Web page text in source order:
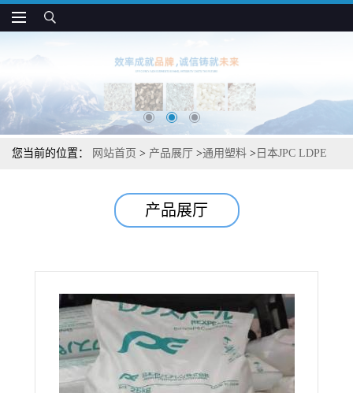
您当前的位置： 网站首页 > 产品展厅 >通用塑料 > 日本JPC LDPE
产品展厅